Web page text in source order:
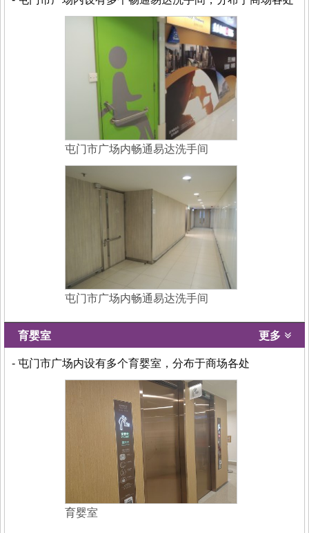
屯门市广场内畅通易达洗手间
屯门市广场内畅通易达洗手间
育婴室 更多
- 屯门市广场内设有多个育婴室，分布于商场各处
育婴室